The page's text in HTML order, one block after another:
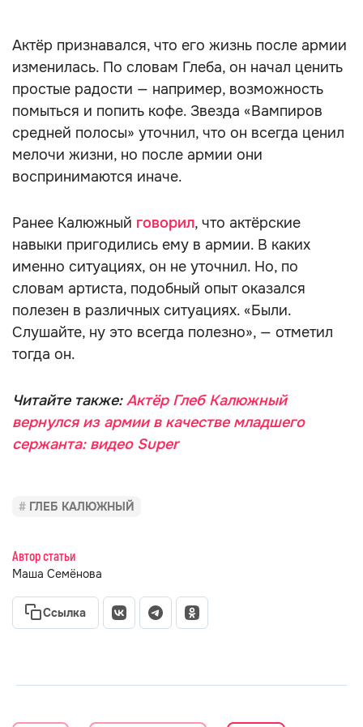
Актёр признавался, что его жизнь после армии
изменилась. По словам Глеба, он начал ценить
простые радости — например, возможность
помыться и попить кофе. Звезда «Вампиров
средней полосы» уточнил, что он всегда ценил
мелочи жизни, но после армии они
воспринимаются иначе.
Ранее Калюжный говорил, что актёрские
навыки пригодились ему в армии. В каких
именно ситуациях, он не уточнил. Но, по
словам артиста, подобный опыт оказался
полезен в различных ситуациях. «Были.
Слушайте, ну это всегда полезно», — отметил
тогда он.
Читайте также:Актёр Глеб Калюжный
вернулся из армии в качестве младшего
сержанта: видео Super
ГЛЕБ КАЛЮЖНЫЙ
Автор статьи
Маша Семёнова
Ссылка